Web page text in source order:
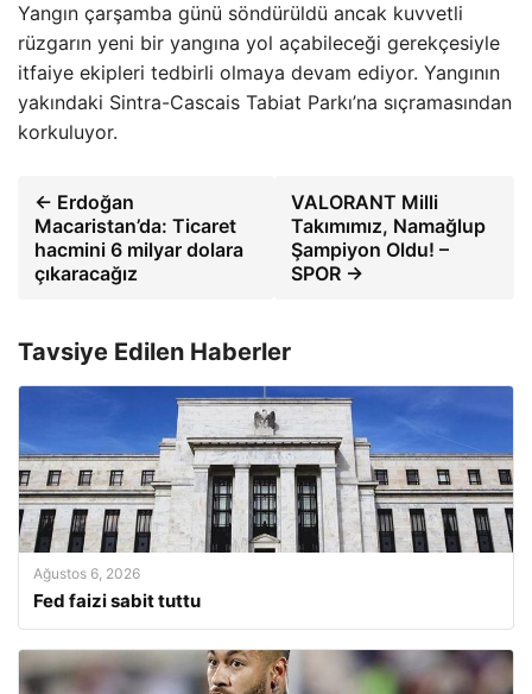
Yangın çarşamba günü söndürüldü ancak kuvvetli
rüzgarın yeni bir yangına yol açabileceği gerekçesiyle
itfaiye ekipleri tedbirli olmaya devam ediyor. Yangının
yakındaki Sintra-Cascais Tabiat Parkı’na sıçramasından
korkuluyor.
← Erdoğan
Macaristan’da: Ticaret
hacmini 6 milyar dolara
çıkaracağız
VALORANT Milli
Takımımız, Namağlup
Şampiyon Oldu! –
SPOR →
Tavsiye Edilen Haberler
Ağustos 6, 2026
Fed faizi sabit tuttu